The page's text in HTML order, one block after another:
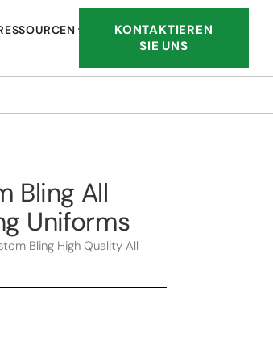
KONTAKTIEREN
SIE UNS
Bling All
Uniforms
Bling High Quality All